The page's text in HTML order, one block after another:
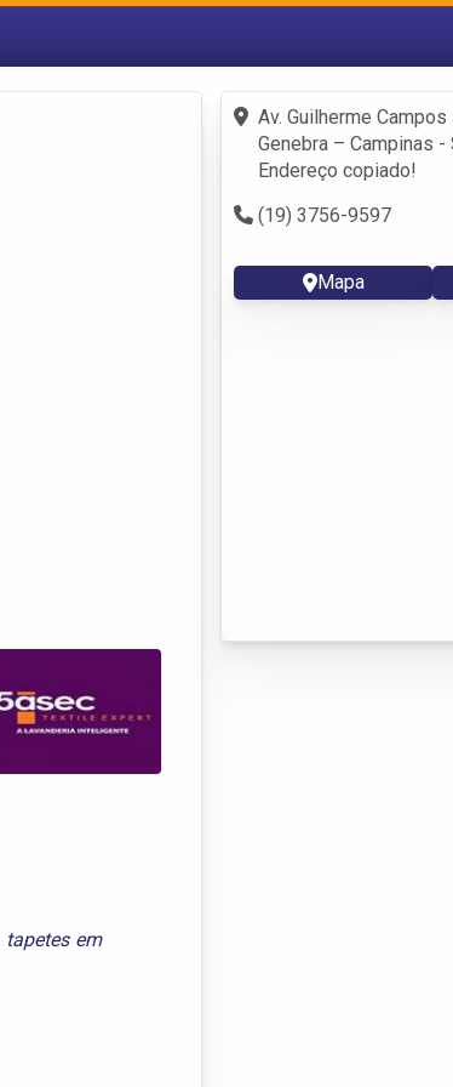
Fazer login
Criar conta
tapetes em
Av. Guilherme
Genebra – Campinas
Endereço copiado!
(19) 3756-9597
Mapa